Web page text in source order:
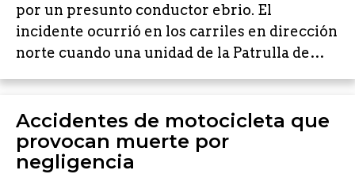
por un presunto conductor ebrio. El
incidente ocurrió en los carriles en dirección
norte cuando una unidad de la Patrulla de…
Accidentes de motocicleta que
provocan muerte por
negligencia